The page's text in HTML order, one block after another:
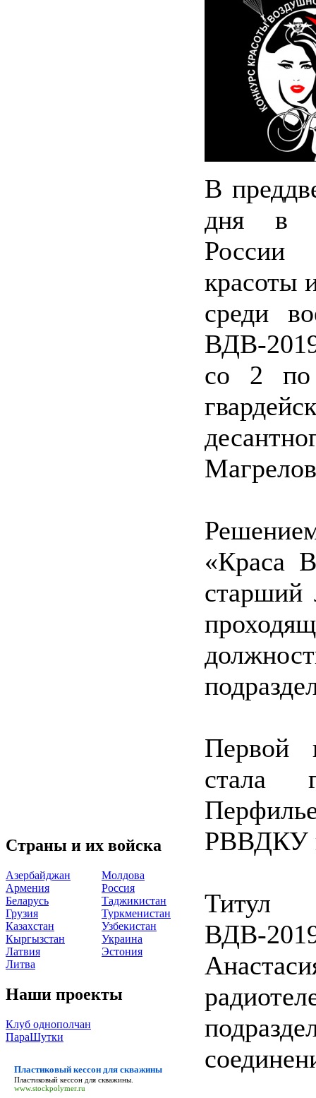
Страны и их войска
Азербайджан
Армения
Беларусь
Грузия
Казахстан
Кыргызстан
Латвия
Литва
Молдова
Россия
Таджикистан
Туркменистан
Узбекистан
Украина
Эстония
Наши проекты
Клуб однополчан
ПараШутки
Пластиковый кессон для скважины
Пластиковый кессон для скважины.
www.stockpolymer.ru
В
дня в
России
красоты
среди
ВДВ-
со 2 по
«Краса
старший
Первой
стала
РВВДКУ
Титул
ВДВ-